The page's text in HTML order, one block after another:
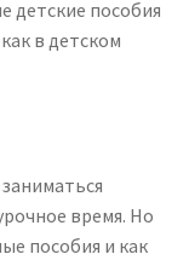
детские пособия
в детском
время. Но
пособия и как